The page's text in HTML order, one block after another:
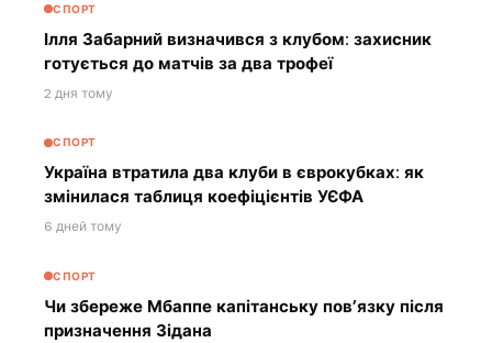
СПОРТ
Ілля Забарний визначився з клубом: захисник
готується до матчів за два трофеї
2 дня тому
СПОРТ
Україна втратила два клуби в єврокубках: як
змінилася таблиця коефіцієнтів УЄФА
6 дней тому
СПОРТ
Чи збереже Мбаппе капітанську пов’язку після
призначення Зідана